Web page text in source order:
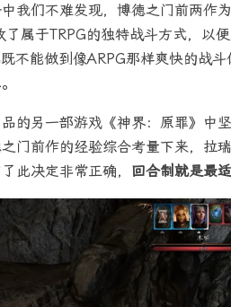
我们不难发现，博德之门前两作
了属于TRPG的独特战斗方式，以
不能做到像ARPG那样爽快的战
的另一部游戏《神界：原罪》中
门前作的经验综合考量下来，拉
此决定非常正确， 回合制就是最